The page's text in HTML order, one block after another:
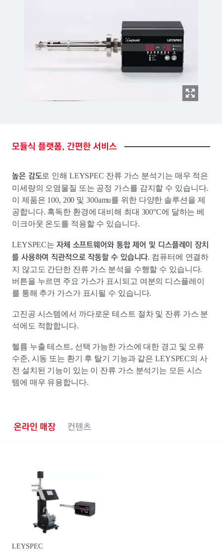
모듈식 플랫폼, 간편한서비스
높은 감도로 인해 LEYSPEC 잔류 가스 분석기는 매우 적은
미세량의 오염물질 또는 공정 가스를 감지할 수 있습니다.
이 제품은 100, 200 및 300amu를 위한 다양한 솔루션을 제
공합니다. 혹독한 환경에 대비해 최대 300°C에 달하는 베
이크아웃 온도를 적용할 수 있습니다.
LEYSPEC는 자체 소프트웨어와 통합 제어 및 디스플레이 장치
를 사용하여 직관적으로 작동할 수 있습니다. 컴퓨터에 연결하
지 않고도 간단한 잔류 가스 분석을 수행할 수 있습니다.
버튼을 누르면 주요 가스가 표시되고 여분의 디스플레이
를 통해 추가 가스가 표시될 수 있습니다.
고진공 시스템에서 까다로운 테스트 절차 및 잔류 가스 분
석에도 적합합니다.
헬륨 누출 테스트, 선택 가능한 가스에 대한 경고 및 오류
수준, 시동 또는 환기 후 탈기 기능과 같은 LEYSPEC의 사
전 설치된 기능이 있는 이 잔류 가스 분석기는 모든 시스
템에 매우 유용합니다.
온라인 매장 컨텐츠
LEYSPEC